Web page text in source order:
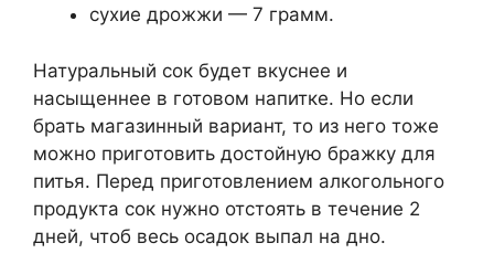
сухие дрожжи — 7 грамм.
Натуральный сок будет вкуснее и
насыщеннее в готовом напитке. Но если
брать магазинный вариант, то из него тоже
можно приготовить достойную бражку для
питья. Перед приготовлением алкогольного
продукта сок нужно отстоять в течение 2
дней, чтоб весь осадок выпал на дно.